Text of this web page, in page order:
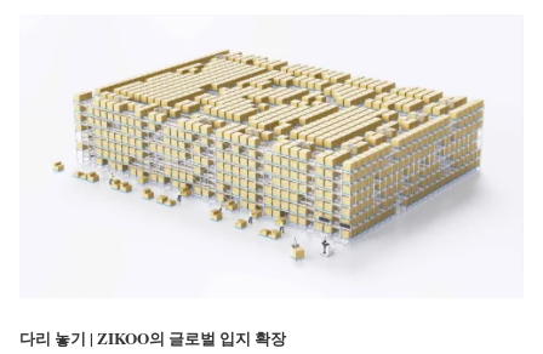
다리 놓기 | ZIKOO의 글로벌 입지 확장